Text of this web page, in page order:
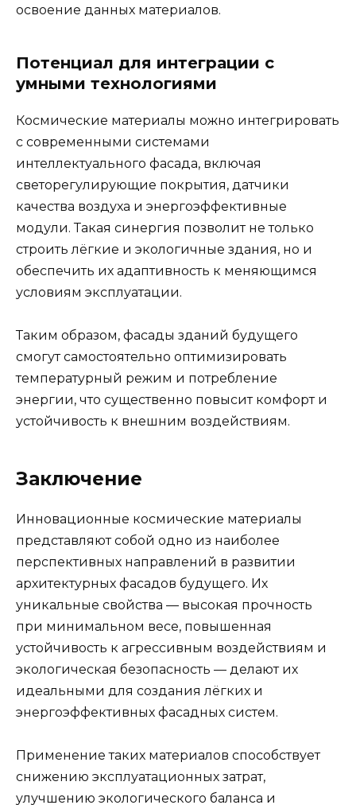
освоение данных материалов.
Потенциал для интеграции с
умными технологиями
Космические материалы можно интегрировать
с современными системами
интеллектуального фасада, включая
светорегулирующие покрытия, датчики
качества воздуха и энергоэффективные
модули. Такая синергия позволит не только
строить лёгкие и экологичные здания, но и
обеспечить их адаптивность к меняющимся
условиям эксплуатации.
Таким образом, фасады зданий будущего
смогут самостоятельно оптимизировать
температурный режим и потребление
энергии, что существенно повысит комфорт и
устойчивость к внешним воздействиям.
Заключение
Инновационные космические материалы
представляют собой одно из наиболее
перспективных направлений в развитии
архитектурных фасадов будущего. Их
уникальные свойства — высокая прочность
при минимальном весе, повышенная
устойчивость к агрессивным воздействиям и
экологическая безопасность — делают их
идеальными для создания лёгких и
энергоэффективных фасадных систем.
Применение таких материалов способствует
снижению эксплуатационных затрат,
улучшению экологического баланса и